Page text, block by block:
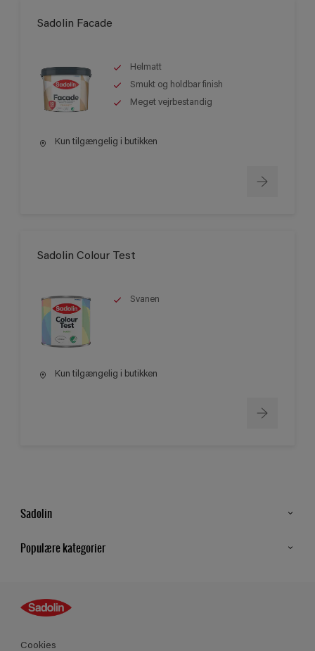
Sadolin Facade
Helmatt
Smukt og holdbar finish
Meget vejrbestandig
Kun tilgængelig i butikken
Sadolin Colour Test
Svanen
Kun tilgængelig i butikken
Sadolin
Populære kategorier
Guides
Farver
Produkter
Cookies